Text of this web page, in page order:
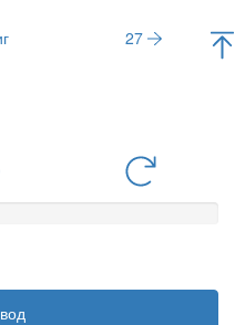
27